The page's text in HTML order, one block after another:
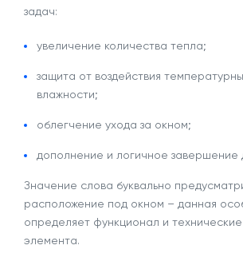
задач:
увеличение количества тепла;
защита от воздействия
влажности;
облегчение ухода за окном;
дополнение и логичное завершение
Значение слова буквально
расположение под окном – данная
определяет функционал и
элемента.